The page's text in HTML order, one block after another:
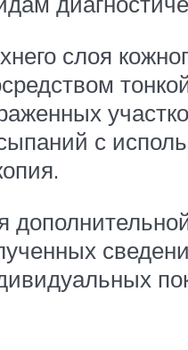
слоя
с